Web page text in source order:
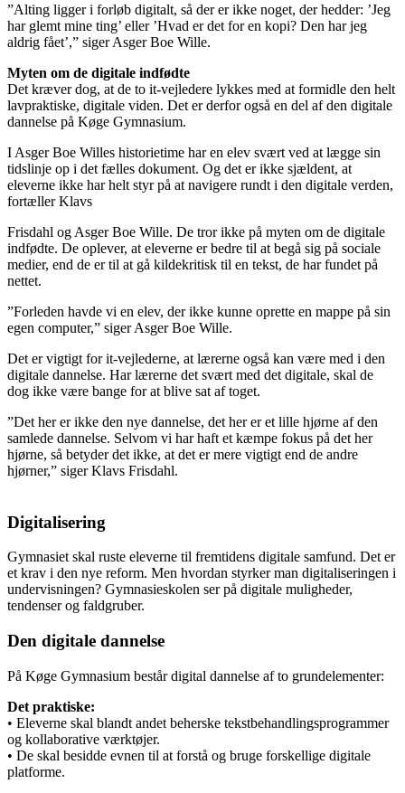
”Alting ligger i forløb digitalt, så der er ikke noget, der hedder: ’Jeg
har glemt mine ting’ eller ’Hvad er det for en kopi? Den har jeg
aldrig fået’,” siger Asger Boe Wille.
Myten om de digitale indfødte
Det kræver dog, at de to it-vejledere lykkes med at formidle den helt
lavpraktiske, digitale viden. Det er derfor også en del af den digitale
dannelse på Køge Gymnasium.
I Asger Boe Willes historietime har en elev svært ved at lægge sin
tidslinje op i det fælles dokument. Og det er ikke sjældent, at
eleverne ikke har helt styr på at navigere rundt i den digitale verden,
fortæller Klavs
Frisdahl og Asger Boe Wille. De tror ikke på myten om de digitale
indfødte. De oplever, at eleverne er bedre til at begå sig på sociale
medier, end de er til at gå kildekritisk til en tekst, de har fundet på
nettet.
”Forleden havde vi en elev, der ikke kunne oprette en mappe på sin
egen computer,” siger Asger Boe Wille.
Det er vigtigt for it-vejlederne, at lærerne også kan være med i den
digitale dannelse. Har lærerne det svært med det digitale, skal de
dog ikke være bange for at blive sat af toget.
”Det her er ikke den nye dannelse, det her er et lille hjørne af den
samlede dannelse. Selvom vi har haft et kæmpe fokus på det her
hjørne, så betyder det ikke, at det er mere vigtigt end de andre
hjørner,” siger Klavs Frisdahl.
Digitalisering
Gymnasiet skal ruste eleverne til fremtidens digitale samfund. Det er
et krav i den nye reform. Men hvordan styrker man digitaliseringen i
undervisningen? Gymnasieskolen ser på digitale muligheder,
tendenser og faldgruber.
Den digitale dannelse
På Køge Gymnasium består digital dannelse af to grundelementer:
Det praktiske:
• Eleverne skal blandt andet beherske tekstbehandlingsprogrammer
og kollaborative værktøjer.
• De skal besidde evnen til at forstå og bruge forskellige digitale
platforme.